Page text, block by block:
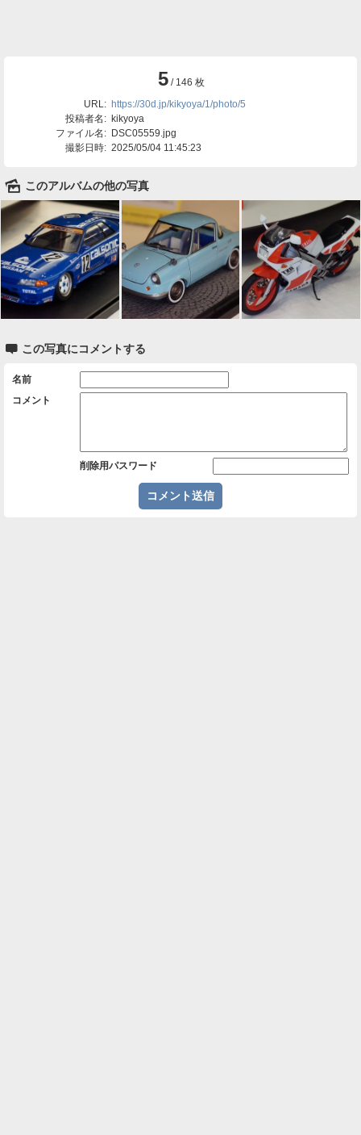
5/ 146 枚
URL: https://30d.jp/kikyoya/1/photo/5
投稿者名: kikyoya
ファイル名: DSC05559.jpg
撮影日時: 2025/05/04 11:45:23
🌄 このアルバムの他の写真
 この写真にコメントする
名前
コメント
削除用パスワード